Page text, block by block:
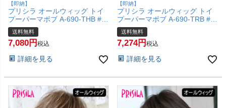
【即納】
プリシラ オールウィッグ トイ
プーパーマボブ A-690-THB #耐
熱ハニーブロンズ 【かつら 和
装 コスプレ 医療用 自然 クセ毛
風 くるくる 外国人風 おしゃれ
軽 初心者向け 女性 】【宅配便
送料無料
7,080 税込
詳細を見る
【即納】
プリシラ オールウィッグ トイ
プーパーマボブ A-690-TRB #耐
熱レッドブラウン 【かつら 和
装 コスプレ 医療用 自然 クセ毛
風 くるくる 外国人風 おしゃれ
軽 初心者向け 女性 】【宅配便
送料無料
7,274 税込
詳細を見る